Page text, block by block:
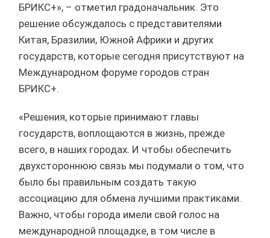
БРИКС+», – отметил градоначальник. Это
решение обсуждалось с представителями
Китая, Бразилии, Южной Африки и других
государств, которые сегодня присутствуют на
Международном форуме городов стран
БРИКС+.
«Решения, которые принимают главы
государств, воплощаются в жизнь, прежде
всего, в наших городах. И чтобы обеспечить
двухстороннюю связь мы подумали о том, что
было бы правильным создать такую
ассоциацию для обмена лучшими практиками.
Важно, чтобы города имели свой голос на
международной площадке, в том числе в